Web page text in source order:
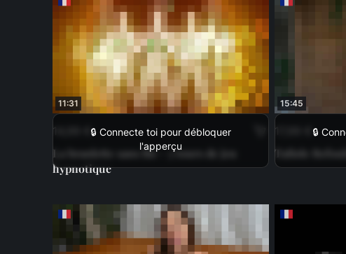
11:31
🔒 Connecte toi pour débloquer
l'apperçu
14,99 €
La branlette sans fin - 3 tours de jeu
hypnotique
15:45
🔒
17,99 €
Tafiole